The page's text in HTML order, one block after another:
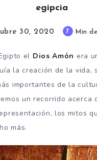
egipcia
30, 2020 7 Min
el Dios Amón era
la creación de la vida,
importantes de la
un recorrido acerca
los mitos
más.